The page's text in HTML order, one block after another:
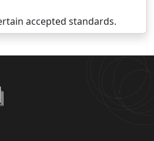
accepted standards.